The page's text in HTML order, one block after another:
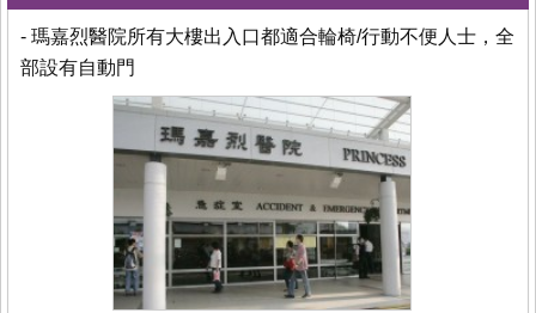
- 瑪嘉烈醫院所有大樓出入口都適合輪椅/行動不便人士，全
部設有自動門